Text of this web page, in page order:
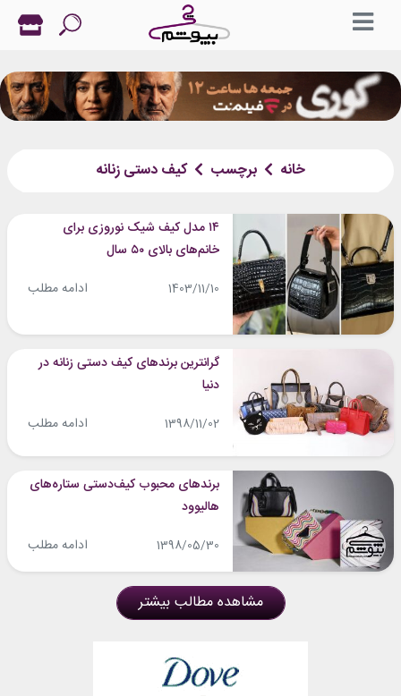
خانه برچسب کیف دستی زنانه
۱۴ مدل کیف شیک نوروزی برای
خانم‌های بالای ۵۰ سال
1403/11/10 ادامه مطلب
گرانترین برندهای کیف دستی زنانه در
دنیا
1398/11/02 ادامه مطلب
برندهای محبوب کیف‎دستی ستاره‌های
هالیوود
1398/05/30 ادامه مطلب
مشاهده مطالب بیشتر